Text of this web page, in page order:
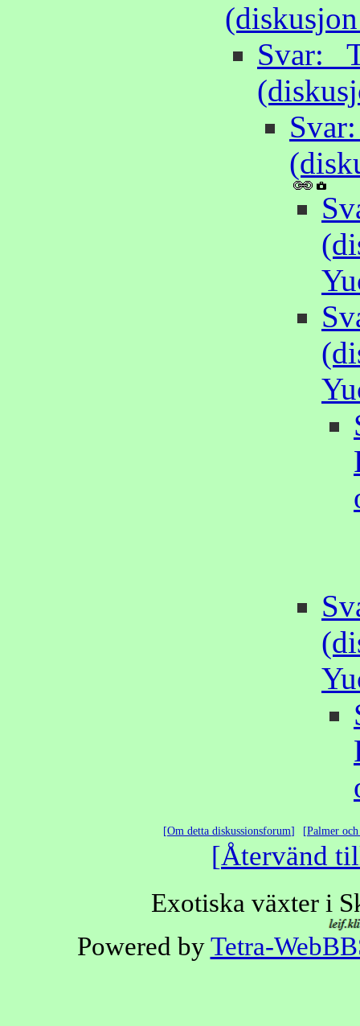
Svar:
Om detta diskussionsforum Palmer
Återvänd
Exotiska växter i
Powered byTetra-